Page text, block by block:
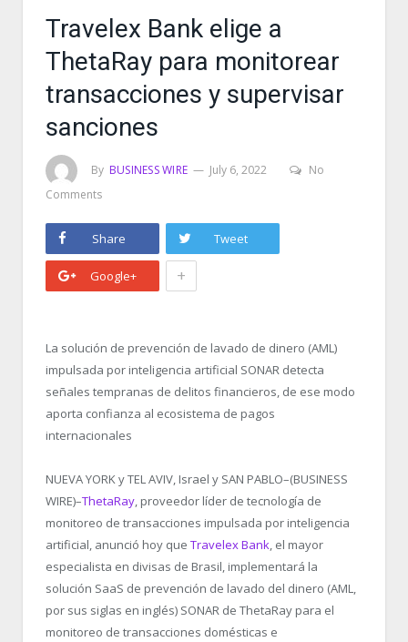
Travelex Bank elige a
ThetaRay para monitorear
transacciones y supervisar
sanciones
By BUSINESS WIRE July 6, 2022
No
Comments
Share Tweet
Google+ +
La solución de prevención de lavado de dinero (AML)
impulsada por inteligencia artificial SONAR detecta
señales tempranas de delitos financieros, de ese modo
aporta confianza al ecosistema de pagos
internacionales
NUEVA YORK y TEL AVIV, Israel y SAN PABLO–(BUSINESS
WIRE)–ThetaRay, proveedor líder de tecnología de
monitoreo de transacciones impulsada por inteligencia
artificial, anunció hoy que Travelex Bank, el mayor
especialista en divisas de Brasil, implementará la
solución SaaS de prevención de lavado del dinero (AML,
por sus siglas en inglés) SONAR de ThetaRay para el
monitoreo de transacciones domésticas e